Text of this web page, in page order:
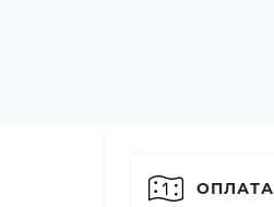
ОПЛАТА